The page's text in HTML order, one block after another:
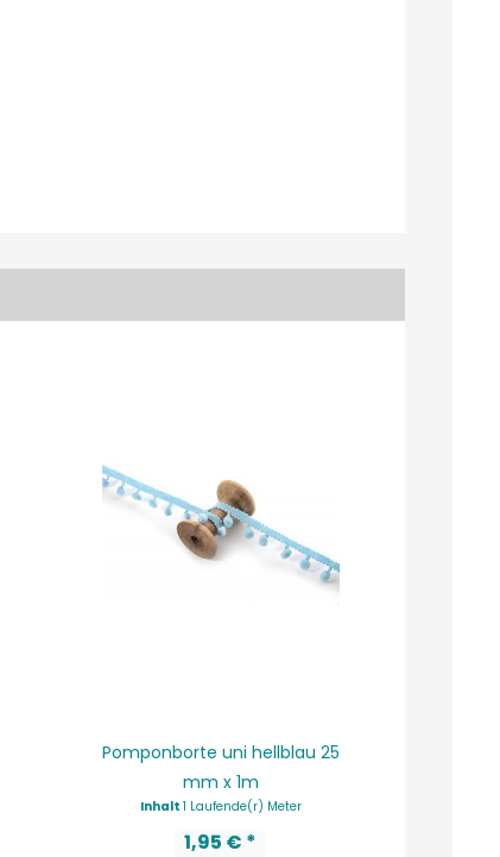
Pomponborte uni hellblau 25
mm x 1m
Inhalt 1 Laufende(r) Meter
1,95 € *